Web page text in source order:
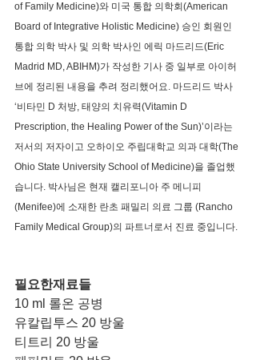
of Family Medicine)와 미국 통합 의학회(American
Board of Integrative Holistic Medicine) 승인 회원인
통합 의학 박사 및 의학 박사인 에릭 마드리드(Eric
Madrid MD, ABIHM)가 작성한 기사 중 일부로 아이허
브에 정리된 내용을 추려 정리했어요. 마드리드 박사
‘비타민 D 처방, 태양의 치유력(Vitamin D
Prescription, the Healing Power of the Sun)’이라는
저서의 저자이고 오하이오 주립대학교 의과 대학(The
Ohio State University School of Medicine)을 졸업했
습니다. 박사님은 현재 캘리포니아 주 메니피
(Menifee)에 소재한 란초 패밀리 의료 그룹 (Rancho
Family Medical Group)의 파트너로서 진료 중입니다.
필요한재료들
10 ml 롤온 공병
유칼립투스 20 방울
티트리 20 방울